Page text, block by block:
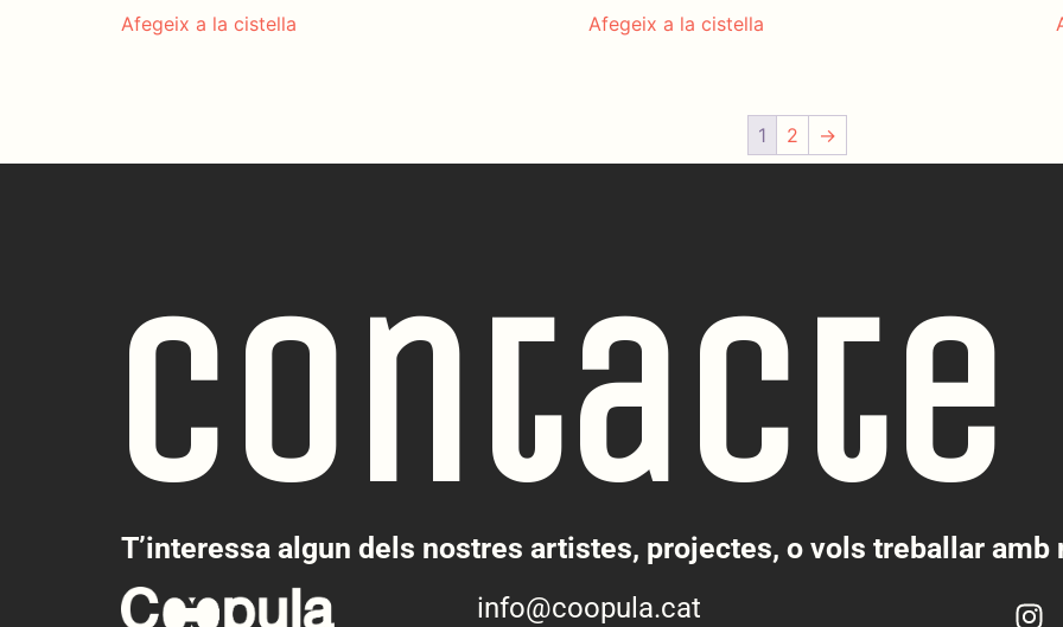
Afegeix a la cistella Afegeix a la cistella
1 2 →
Contacte
T’interessa algun dels nostres artistes, projectes, o vols treballar amb
info@coopula.cat